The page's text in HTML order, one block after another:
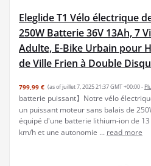
Eleglide T1 Vélo électrique
250W Batterie 36V 13Ah, 7
Adulte, E-Bike Urbain pour
de Ville Frien à Double
799,99 € (as of juillet 7, 2025 21:37 GMT +00:00 -
batterie puissant】Notre vélo
un puissant moteur sans balais de
équipé d'une batterie lithium-ion de
km/h et une autonomie ... read more